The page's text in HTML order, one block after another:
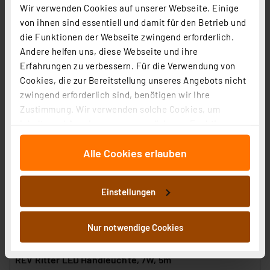
Wir verwenden Cookies auf unserer Webseite. Einige
von ihnen sind essentiell und damit für den Betrieb und
die Funktionen der Webseite zwingend erforderlich.
Andere helfen uns, diese Webseite und ihre
Erfahrungen zu verbessern. Für die Verwendung von
Cookies, die zur Bereitstellung unseres Angebots nicht
zwingend erforderlich sind, benötigen wir Ihre
Zustimmung. Wir verwenden solche Cookies, um
für soziale Medien anbieten zu können und die Zugriffe
auf unsere Website zu analysieren. Außerdem geben
wir Informationen zu Ihrer Verwendung unserer Website
an unsere Partner für soziale Medien, Werbung und
Analysen weiter. Unsere Partner führen diese
Informationen möglicherweise mit weiteren Daten
zusammen, die Sie ihnen bereitgestellt haben oder die
sie im Rahmen Ihrer Nutzung der Dienste gesammelt
stimmen Sie sowohl dem Speichern und Abrufen von
Alle Cookies erlauben
Einstellungen
Nur notwendige Cookies
REV Ritter LED Akku-Arbeitsleuchte UNI, 3 Watt
Artikel-Nr. 254473
Produktdatenblatt
14,98 €
Statt
inkl. MwSt.
Informationen zu Versandkosten
REV Ritter LED Handleuchte, 7W, 5m